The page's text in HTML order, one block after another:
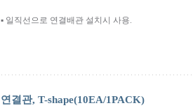
▪ 일직선으로 연결배관 설치시 사용.
연결관, T-shape(10EA/1PACK)